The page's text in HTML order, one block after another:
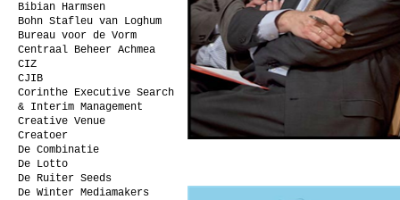
Bibian Harmsen
Bohn Stafleu van Loghum
Bureau voor de Vorm
Centraal Beheer Achmea
CIZ
CJIB
Corinthe Executive Search
& Interim Management
Creative Venue
Creatoer
De Combinatie
De Lotto
De Ruiter Seeds
De Winter Mediamakers